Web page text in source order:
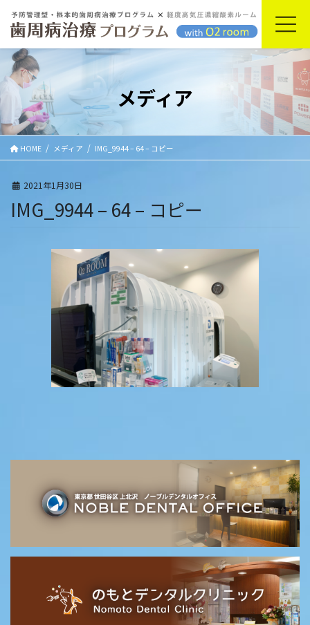
ン
に
動
ー
ョ
に
移
動
メディア
HOME メディア IMG_9944 – 64 – コピー
2021年1月30日
IMG_9944 – 64 – コピー